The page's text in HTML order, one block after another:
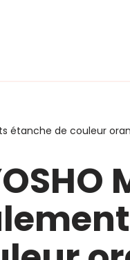
étanche de couleur